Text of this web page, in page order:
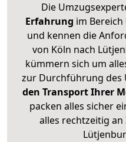
Die
Erfahrung im
und kennen die
von Köln nach
kümmern sich um
zur Durchführung des
den Transport Ihrer
packen alles sicher
alles rechtzeitig